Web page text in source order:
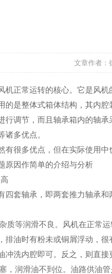
文章作者：
正常运转的核心。它是风机
是整体式箱体结构，其内腔
行调节，而且轴承箱内的轴
诸多优点。
很多优点，但在实际使用中
原因作简单的介绍与分析
套轴承，即两套推力轴承和
等润滑不良。风机在正常运
排油时有粉未或铜屑浮动，
冲洗内腔即可。反之，则直接
润滑油不到位。油路供油管